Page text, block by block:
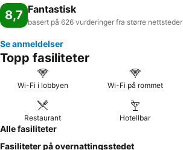
8,7 Fantastisk
basert på 626 vurderinger fra større nettsteder
Se anmeldelser
Topp fasiliteter
Wi-Fi i lobbyen Wi-Fi på rommet
Restaurant Hotellbar
Alle fasiliteter
Fasiliteter på overnattingsstedet